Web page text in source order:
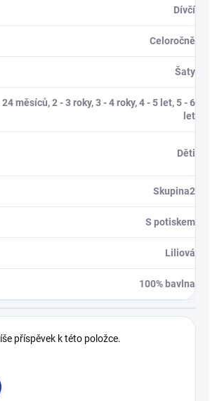
Dívčí
Celoročně
Šaty
24 měsíců, 2 - 3 roky, 3 - 4 roky, 4 - 5 let, 5 - 6
let
Děti
Skupina2
S potiskem
Liliová
100% bavlna
příspěvek k této položce.